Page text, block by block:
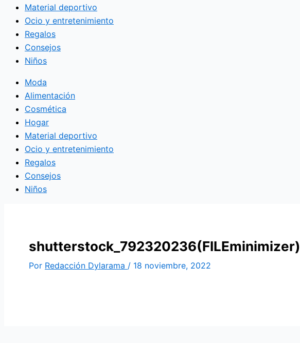
Material deportivo
Ocio y entretenimiento
Regalos
Consejos
Niños
Moda
Alimentación
Cosmética
Hogar
Material deportivo
Ocio y entretenimiento
Regalos
Consejos
Niños
shutterstock_792320236(FILEminimizer)
Por Redacción Dylarama / 18 noviembre, 2022